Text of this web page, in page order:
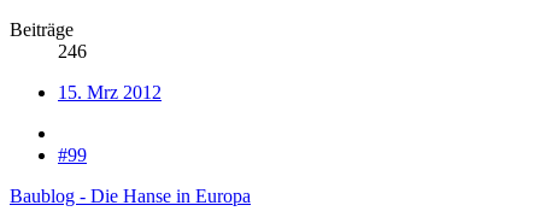
Beiträge
246
15. Mrz 2012
#99
Baublog - Die Hanse in Europa